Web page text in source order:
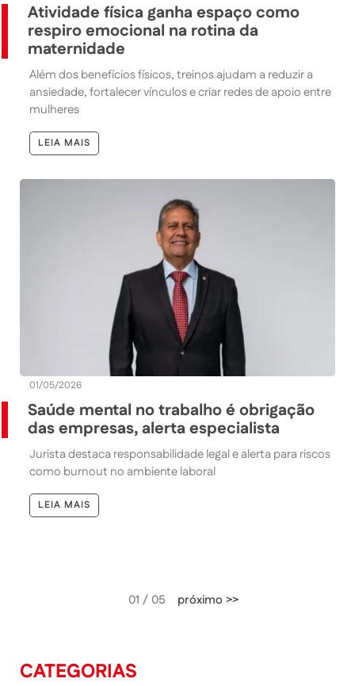
Atividade física ganha espaço como
respiro emocional na rotina da
maternidade
Além dos benefícios físicos, treinos ajudam a reduzir a
ansiedade, fortalecer vínculos e criar redes de apoio entre
mulheres
LEIA MAIS
01/05/2026
Saúde mental no trabalho é obrigação
das empresas, alerta especialista
Jurista destaca responsabilidade legal e alerta para riscos
como burnout no ambiente laboral
LEIA MAIS
01 / 05 próximo >>
CATEGORIAS